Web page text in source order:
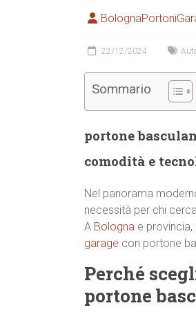
22/12/2024
Sommario
portone
comodità e
Nel panorama
necessità per chi cerca
A Bologna e
garage con portone
Perché
portone